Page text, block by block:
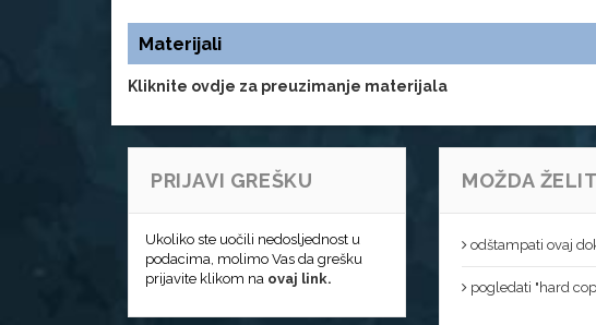
Materijali
Kliknite ovdje za preuzimanje materijala
PRIJAVI GREŠKU
Ukoliko ste uočili nedosljednost u
podacima, molimo Vas da grešku
prijavite klikom na ovaj link.
MOŽDA
odštampati ovaj
pogledati "hard